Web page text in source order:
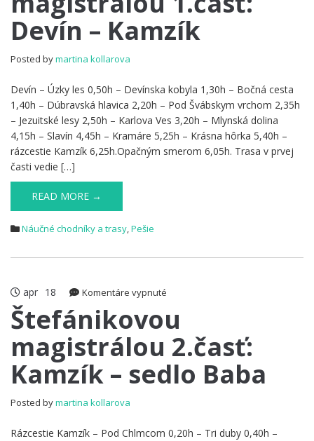
Devín
Kamzík
Devín – Kamzík
Posted bymartina kollarova
Devín – Úzky les 0,50h – Devínska kobyla 1,30h – Bočná cesta
1,40h – Dúbravská hlavica 2,20h – Pod Švábskym vrchom 2,35h
– Jezuitské lesy 2,50h – Karlova Ves 3,20h – Mlynská dolina
4,15h – Slavín 4,45h – Kramáre 5,25h – Krásna hôrka 5,40h –
rázcestie Kamzík 6,25h.Opačným smerom 6,05h. Trasa v prvej
časti vedie […]
READ MORE →
Náučné chodníky a trasy,Pešie
apr 18 Komentáre vypnuté
magistrálou
2.časť:
Kamzík
–
sedlo
Štefánikovou
magistrálou 2.časť:
Kamzík – sedlo Baba
Posted bymartina kollarova
Rázcestie Kamzík – Pod Chlmcom 0,20h – Tri duby 0,40h –